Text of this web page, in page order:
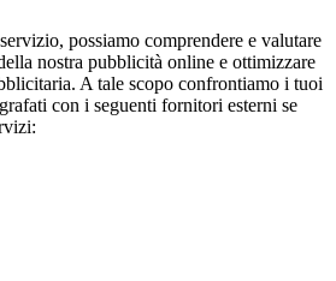
possiamo comprendere e valutare
nostra pubblicità online e ottimizzare
A tale scopo confrontiamo i tuoi
con i seguenti fornitori esterni se